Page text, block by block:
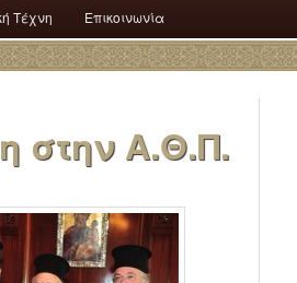
Τέχνη Επικοινωνία
στην Α.Θ.Π.